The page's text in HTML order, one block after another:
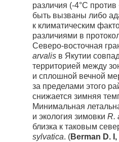
различия (-4°C
быть вызваны либо
к климатическим
различиями в
Северо-восточная
arvalis в Якутии
территорией между
и сплошной вечной
за пределами этого
снижается зимняя
Минимальная
и экология зимовки R.
близка к таковым
sylvatica. (Berman D.